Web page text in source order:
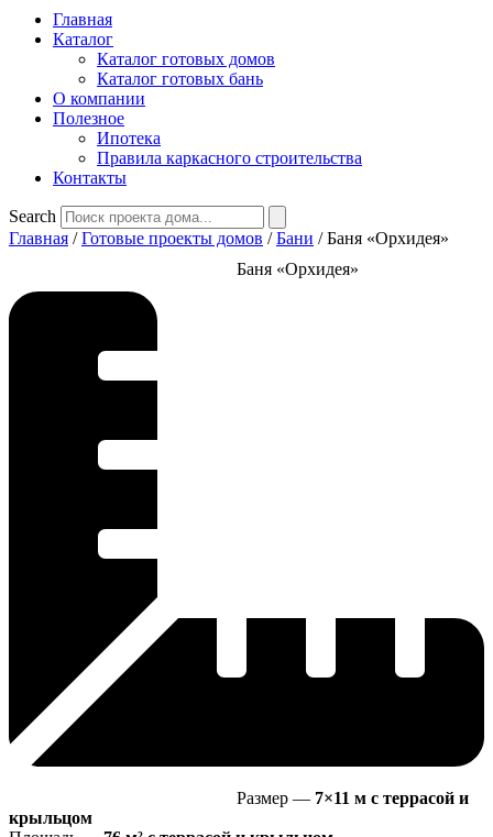
Главная
Каталог
Каталог готовых домов
Каталог готовых бань
О компании
Полезное
Ипотека
Правила каркасного строительства
Контакты
Search
Главная /Готовые проекты домов /Бани / Баня «Орхидея»
Баня «Орхидея»
Размер — 7×11 м с террасой и
крыльцом